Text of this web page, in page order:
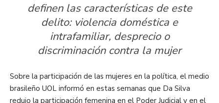
definen las características de este
delito: violencia doméstica e
intrafamiliar, desprecio o
discriminación contra la mujer
Sobre la participación de las mujeres en la política, el medio
brasileño UOL informó en estas semanas que Da Silva
redujo la participación femenina en el Poder Judicial y en el